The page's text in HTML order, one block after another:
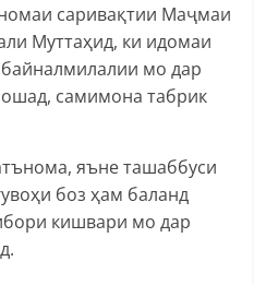
саривақтии Маҷмаи
Муттаҳид, ки идомаи
мо дар
самимона табрик
яъне ташаббуси
боз ҳам баланд
кишвари мо дар